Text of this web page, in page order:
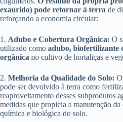
exaurido) pode retornar à terra de
reforçando a economia circular:
1. Adubo e Cobertura Orgânica: O
utilizado como adubo, biofertilizante
orgânica no cultivo de hortaliças e
2. Melhoria da Qualidade do Solo:
pode ser devolvido à terra como
reaproveitamento desses subprodutos
medidas que propicia a manutenção da
química e biológica do solo.